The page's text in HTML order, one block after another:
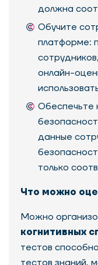
должна
Обучите
платформе:
онлайн-
Обеспечьте
данные
только
Что можно
Можно
когнитивных
тестов
тестов знаний,